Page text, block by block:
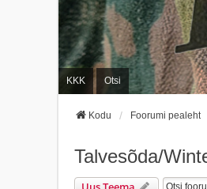
KKK Otsi
Kodu Foorumi pealeht
Talvesõda/